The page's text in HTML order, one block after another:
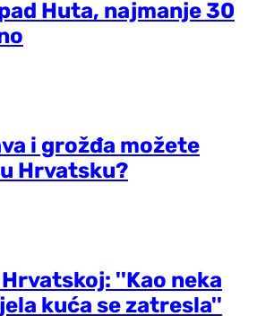
Huta, najmanje 30
i grožđa možete
Hrvatsku?
''Kao neka
kuća se zatresla''